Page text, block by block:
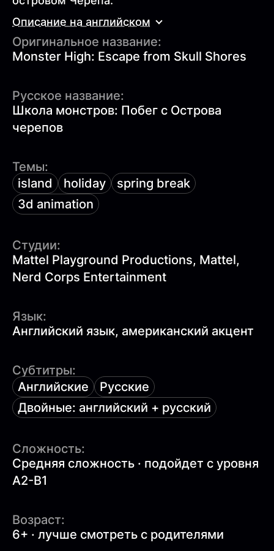
Описание на английском
Оригинальное название:
Monster High: Escape from Skull Shores
Русское название:
Школа монстров: Побег с Острова
черепов
Темы:
island
holiday
spring break
3d animation
Студии:
Mattel Playground Productions, Mattel,
Nerd Corps Entertainment
Язык:
Английский язык, американский акцент
Субтитры:
Английские
Русские
Двойные: английский + русский
Сложность:
Средняя сложность · подойдет с уровня
A2-B1
Возраст:
6+ · лучше смотреть с родителями